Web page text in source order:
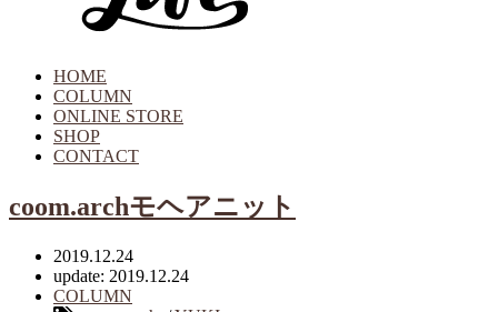
HOME
COLUMN
ONLINE STORE
SHOP
CONTACT
coom.archモヘアニット
2019.12.24
update: 2019.12.24
COLUMN